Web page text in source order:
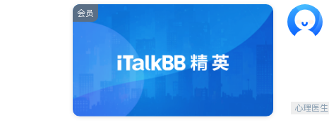
会员
心理医生